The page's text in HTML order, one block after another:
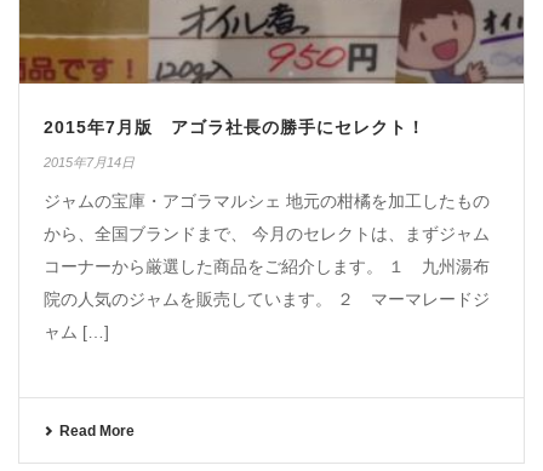
2015年7月版 アゴラ社長の勝手にセレクト！
2015年7月14日
ジャムの宝庫・アゴラマルシェ 地元の柑橘を加工したもの
から、全国ブランドまで、 今月のセレクトは、まずジャム
コーナーから厳選した商品をご紹介します。 １ 九州湯布
院の人気のジャムを販売しています。 ２ マーマレードジ
ャム […]
Read More